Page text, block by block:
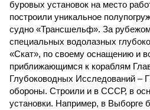
буровых установок на место
построили уникальное
судно «Трансшельф». За
специальных водолазных
«Скат», по своему оснащению и
приближающимся к кораблям
Глубоководных Исследований –
обороны. Строили и в СССР, в
установки. Например, в Выборге